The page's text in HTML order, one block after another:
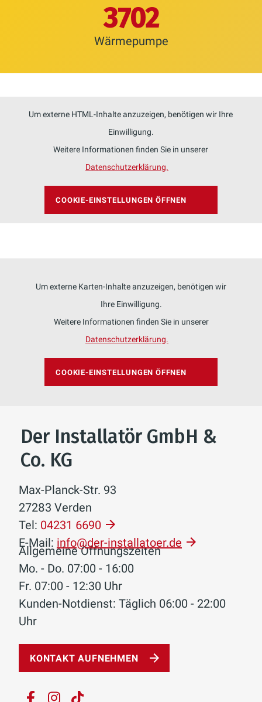
4200
Wärmepumpe
Um externe HTML-Inhalte anzuzeigen, benötigen wir Ihre
Einwilligung.
Weitere Informationen finden Sie in unserer
Datenschutzerklärung.
COOKIE-EINSTELLUNGEN ÖFFNEN
Um externe Karten-Inhalte anzuzeigen, benötigen wir
Ihre Einwilligung.
Weitere Informationen finden Sie in unserer
Datenschutzerklärung.
COOKIE-EINSTELLUNGEN ÖFFNEN
Der Installatör GmbH &
Co. KG
Max-Planck-Str. 93
27283 Verden
Tel: 04231 6690
E-Mail: info@der-installatoer.de
Allgemeine Öffnungszeiten
Mo. - Do. 07:00 - 16:00
Fr. 07:00 - 12:30 Uhr
Kunden-Notdienst: Täglich 06:00 - 22:00
Uhr
KONTAKT AUFNEHMEN